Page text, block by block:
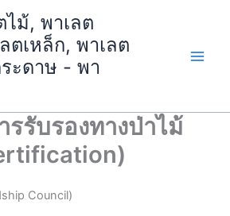
ไม้, พาเลต
ตเหล็ก, พาเลต
ะดาษ - พา
รรับรองทางป่าไม้
Council)